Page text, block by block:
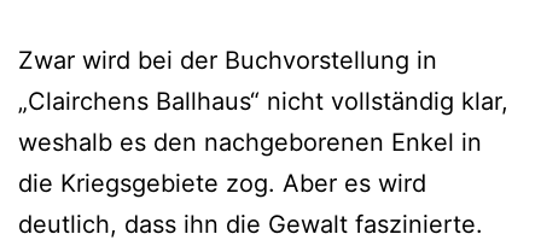
Zwar wird bei der Buchvorstellung in
„Clairchens Ballhaus“ nicht vollständig klar,
weshalb es den nachgeborenen Enkel in
die Kriegsgebiete zog. Aber es wird
deutlich, dass ihn die Gewalt faszinierte.